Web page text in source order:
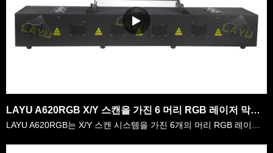
LAYU A620RGB X/Y 스캔을 가진 6 머리 RGB 레이저 막대기 레이저 배열